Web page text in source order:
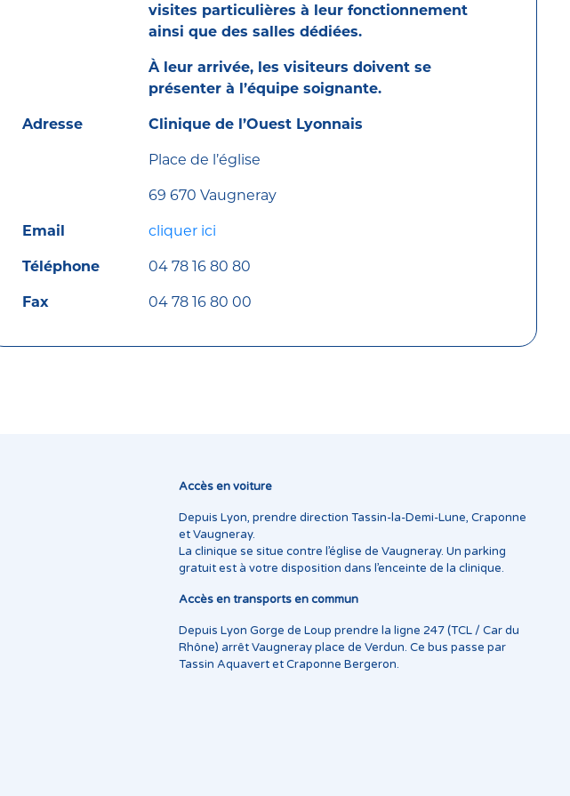
visites particulières à leur fonctionnement
ainsi que des salles dédiées.
À leur arrivée, les visiteurs doivent se
présenter à l’équipe soignante.
Adresse Clinique de l’Ouest Lyonnais
Place de l’église
69 670 Vaugneray
Email cliquer ici
Téléphone 04 78 16 80 80
Fax 04 78 16 80 00
Accès en voiture
Depuis Lyon, prendre direction Tassin-la-Demi-Lune, Craponne
et Vaugneray.
La clinique se situe contre l’église de Vaugneray. Un parking
gratuit est à votre disposition dans l’enceinte de la clinique.
Accès en transports en commun
Depuis Lyon Gorge de Loup prendre la ligne 247 (TCL / Car du
Rhône) arrêt Vaugneray place de Verdun. Ce bus passe par
Tassin Aquavert et Craponne Bergeron.